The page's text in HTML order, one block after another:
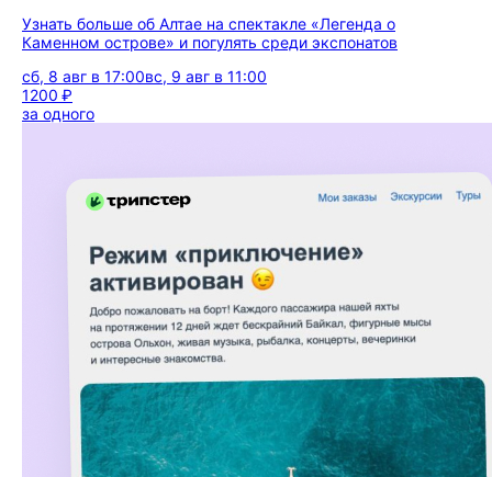
Узнать больше об Алтае на спектакле «Легенда о
Каменном острове» и погулять среди экспонатов
сб, 8 авг в 17:00вс, 9 авг в 11:00
1200 ₽
за одного